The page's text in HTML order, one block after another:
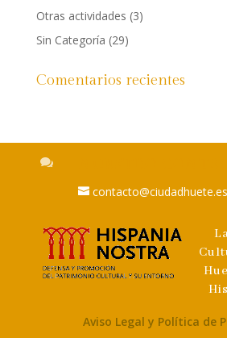
Otras actividades (3)
Sin Categoría (29)
Comentarios recientes

contacto@ciudadhuete.es
Aviso Legal y Política de